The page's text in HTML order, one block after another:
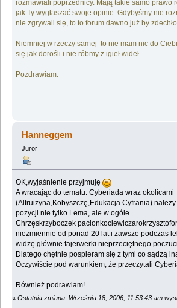
rozmawiali poprzednicy. Mają takie samo prawo
jak Ty wygłaszać swoje opinie. Gdybyśmy nie
nie zgrywali się, to to forum dawno już by
Niemniej w rzeczy samej to nie mam nic do
się jak dorośli i nie róbmy z igieł wideł.
Pozdrawiam.
Hanneggem
Juror
OK,wyjaśnienie przyjmuję
A wracając do tematu: Cyberiada wraz okolicami
(Altruizyna,Kobyszczę,Edukacja Cyfrania)
pozycji nie tylko Lema, ale w ogóle.
Chrzęskrzyboczek
niezmiennie od ponad 20 lat i zawsze podczas
widzę głównie fajerwerki nieprzeciętnego
Dlatego chętnie pospieram się z tymi co sądzą
Oczywiście pod warunkiem, że przeczytali
Również podrawiam!
« Ostatnia zmiana: Września 18, 2006, 11:53:43 am